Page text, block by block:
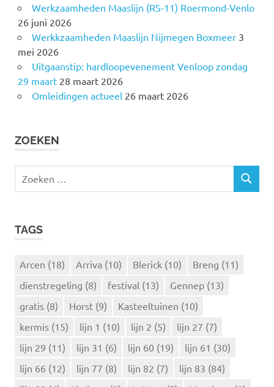
Werkzaamheden Maaslijn (RS-11) Roermond-Venlo
26 juni 2026
Werkkzaamheden Maaslijn Nijmegen Boxmeer 3
mei 2026
Uitgaanstip: hardloopevenement Venloop zondag
29 maart 28 maart 2026
Omleidingen actueel 26 maart 2026
ZOEKEN
e
Z
TAGS
Arcen (18) Arriva (10) Blerick (10) Breng (11)
dienstregeling (8) festival (13) Gennep (13)
gratis (8) Horst (9) Kasteeltuinen (10)
kermis (15) lijn 1 (10) lijn 2 (5) lijn 27 (7)
lijn 29 (11) lijn 31 (6) lijn 60 (19) lijn 61 (30)
lijn 66 (12) lijn 77 (8) lijn 82 (7) lijn 83 (84)